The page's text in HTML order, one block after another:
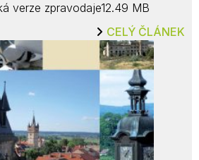
verze zpravodaje12.49 MB
CELÝ ČLÁNEK